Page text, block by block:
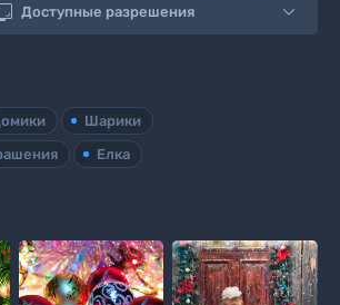
Доступные разрешения
Шарики
Елка